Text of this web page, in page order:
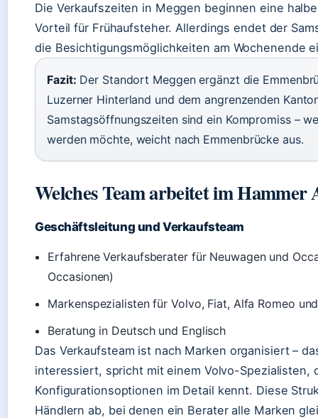
Die Verkaufszeiten in Meggen beginnen eine
Vorteil für Frühaufsteher. Allerdings endet der
die Besichtigungsmöglichkeiten am Wochenende
Fazit: Der Standort Meggen ergänzt die
Luzerner Hinterland und dem angrenzenden
Samstagsöffnungszeiten sind ein Kompromiss –
werden möchte, weicht nach Emmenbrücke aus.
Welches Team arbeitet im Hammer
Geschäftsleitung und Verkaufsteam
Erfahrene Verkaufsberater für Neuwagen und
Occasionen)
Markenspezialisten für Volvo, Fiat, Alfa Romeo
Beratung in Deutsch und Englisch
Das Verkaufsteam ist nach Marken organisiert –
interessiert, spricht mit einem Volvo-Spezialisten,
Konfigurationsoptionen im Detail kennt. Diese
Händlern ab, bei denen ein Berater alle Marken